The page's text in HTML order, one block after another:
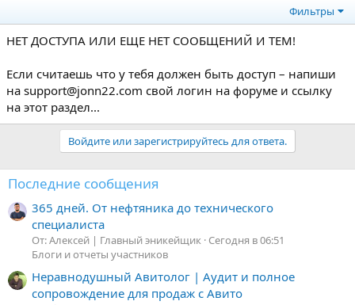
Фильтры
НЕТ ДОСТУПА ИЛИ ЕЩЕ НЕТ СООБЩЕНИЙ И ТЕМ!
Если считаешь что у тебя должен быть доступ – напиши
на support@jonn22.com свой логин на форуме и ссылку
на этот раздел...
Войдите или зарегистрируйтесь для ответа.
Последние сообщения
365 дней. От нефтяника до технического
специалиста
От: Алексей | Главный эникейщик Сегодня в 06:51
Блоги и отчеты участников
Неравнодушный Авитолог | Аудит и полное
сопровождение для продаж с Авито